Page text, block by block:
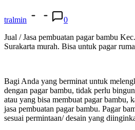
tralmin
0
Jual / Jasa pembuatan pagar bambu
Surakarta murah. Bisa untuk pagar
Bagi Anda yang berminat untuk
dengan pagar bambu, tidak perlu
atau yang bisa membuat pagar bambu,
jasa pembuatan pagar bambu. Pagar
sesuai permintaan/ desain yang